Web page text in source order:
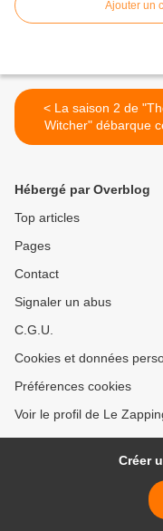
Ajouter un
< La saison 2 de "The
Witcher" débarque
vendredi sur Netflix
Hébergé par Overblog
Top articles
Pages
Contact
Signaler un abus
C.G.U.
Cookies et données
Préférences cookies
Voir le profil de Le
Créer